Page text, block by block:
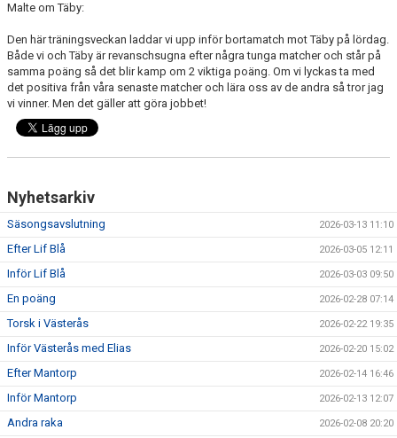
Malte om Täby:
Den här träningsveckan laddar vi upp inför bortamatch mot Täby på lördag.
Både vi och Täby är revanschsugna efter några tunga matcher och står på
samma poäng så det blir kamp om 2 viktiga poäng. Om vi lyckas ta med
det positiva från våra senaste matcher och lära oss av de andra så tror jag
vi vinner. Men det gäller att göra jobbet!
Nyhetsarkiv
Säsongsavslutning 2026-03-13 11:10
Efter Lif Blå 2026-03-05 12:11
Inför Lif Blå 2026-03-03 09:50
En poäng 2026-02-28 07:14
Torsk i Västerås 2026-02-22 19:35
Inför Västerås med Elias 2026-02-20 15:02
Efter Mantorp 2026-02-14 16:46
Inför Mantorp 2026-02-13 12:07
Andra raka 2026-02-08 20:20